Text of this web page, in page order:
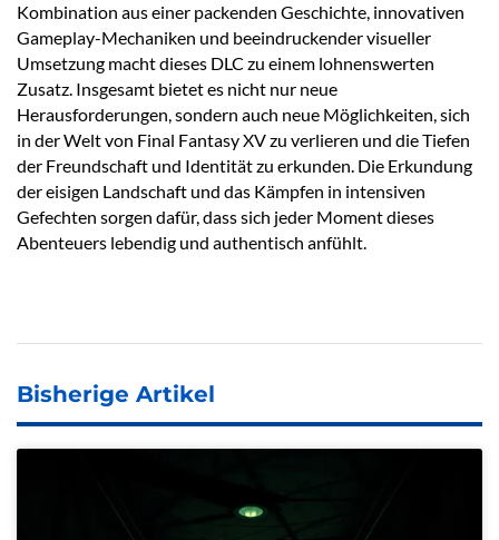
Kombination aus einer packenden Geschichte, innovativen
Gameplay-Mechaniken und beeindruckender visueller
Umsetzung macht dieses DLC zu einem lohnenswerten
Zusatz. Insgesamt bietet es nicht nur neue
Herausforderungen, sondern auch neue Möglichkeiten, sich
in der Welt von Final Fantasy XV zu verlieren und die Tiefen
der Freundschaft und Identität zu erkunden. Die Erkundung
der eisigen Landschaft und das Kämpfen in intensiven
Gefechten sorgen dafür, dass sich jeder Moment dieses
Abenteuers lebendig und authentisch anfühlt.
Bisherige Artikel